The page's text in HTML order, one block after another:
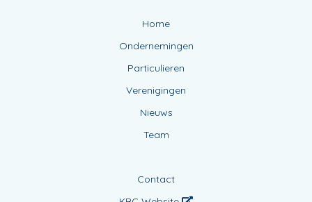
Home
Ondernemingen
Particulieren
Verenigingen
Nieuws
Team
Contact